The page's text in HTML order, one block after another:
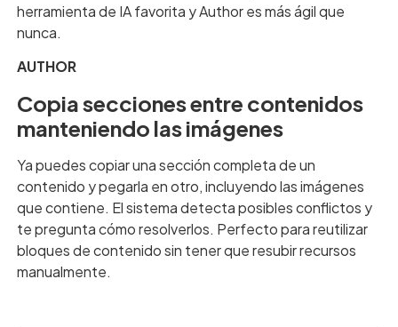
herramienta de IA favorita y Author es más ágil que
nunca.
AUTHOR
Copia secciones entre contenidos
manteniendo las imágenes
Ya puedes copiar una sección completa de un
contenido y pegarla en otro, incluyendo las imágenes
que contiene. El sistema detecta posibles conflictos y
te pregunta cómo resolverlos. Perfecto para reutilizar
bloques de contenido sin tener que resubir recursos
manualmente.